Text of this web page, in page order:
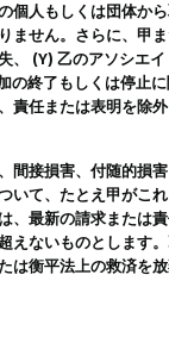
個人もしくは団体か
ません。さらに、甲
、 (Y) 乙のアソシエ
の終了もしくは停止
責任または表明を除
間接損害、付随的損
いて、たとえ甲がこ
、最新の請求または
えないものとします
は衡平法上の救済を